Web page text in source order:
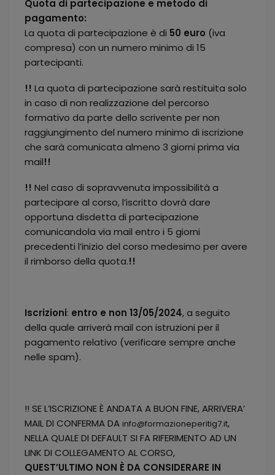
Quota di partecipazione e metodo di
pagamento:
La quota di partecipazione è di 50 euro (iva
compresa) con un numero minimo di 15
partecipanti.
!! La quota di partecipazione sarà restituita solo
in caso di non realizzazione del percorso
formativo da parte dello scrivente per non
raggiungimento del numero minimo di iscrizione
che sarà comunicata almeno 3 giorni prima via
mail!!
!! Nel caso di sopravvenuta impossibilità a
partecipare al corso, l’iscritto dovrà dare
opportuna disdetta di partecipazione
comunicandola via mail entro i 5 giorni
precedenti l’inizio del corso medesimo per avere
il rimborso della quota.!!
Iscrizioni: entro e non 13/05/2024, a seguito
della quale arriverà mail con istruzioni per il
pagamento relativo (verificare sempre anche
nelle spam).
!! SE L’ISCRIZIONE È ANDATA A BUON FINE, ARRIVERA’
MAIL DI CONFERMA DA info@formazioneperitig7.it,
NELLA QUALE DI DEFAULT SI FA RIFERIMENTO AD UN
LINK DI COLLEGAMENTO AL CORSO,
QUEST’ULTIMO NON È DA CONSIDERARE IN